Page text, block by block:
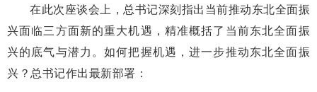
在此次座谈会上，总书记深刻指出当前推动东北全面振
兴面临三方面新的重大机遇，精准概括了当前东北全面振
兴的底气与潜力。如何把握机遇，进一步推动东北全面振
兴？总书记作出最新部署：